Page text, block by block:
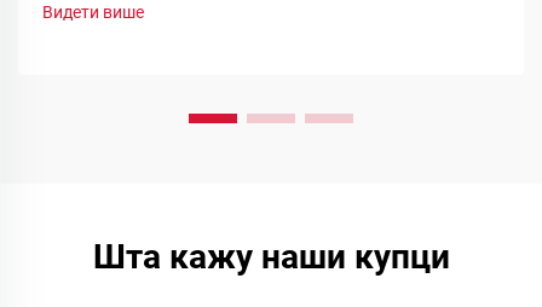
Видети више
Шта кажу наши купци